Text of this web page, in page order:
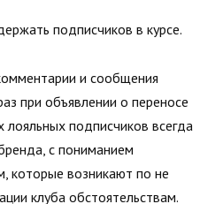
подписчиков в курсе.
и сообщения
при объявлении о переносе
подписчиков всегда
с пониманием
которые возникают по не
клуба обстоятельствам.